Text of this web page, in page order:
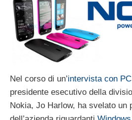
Nel corso di un’intervista con
presidente esecutivo della
Nokia, Jo Harlow, ha svelato un